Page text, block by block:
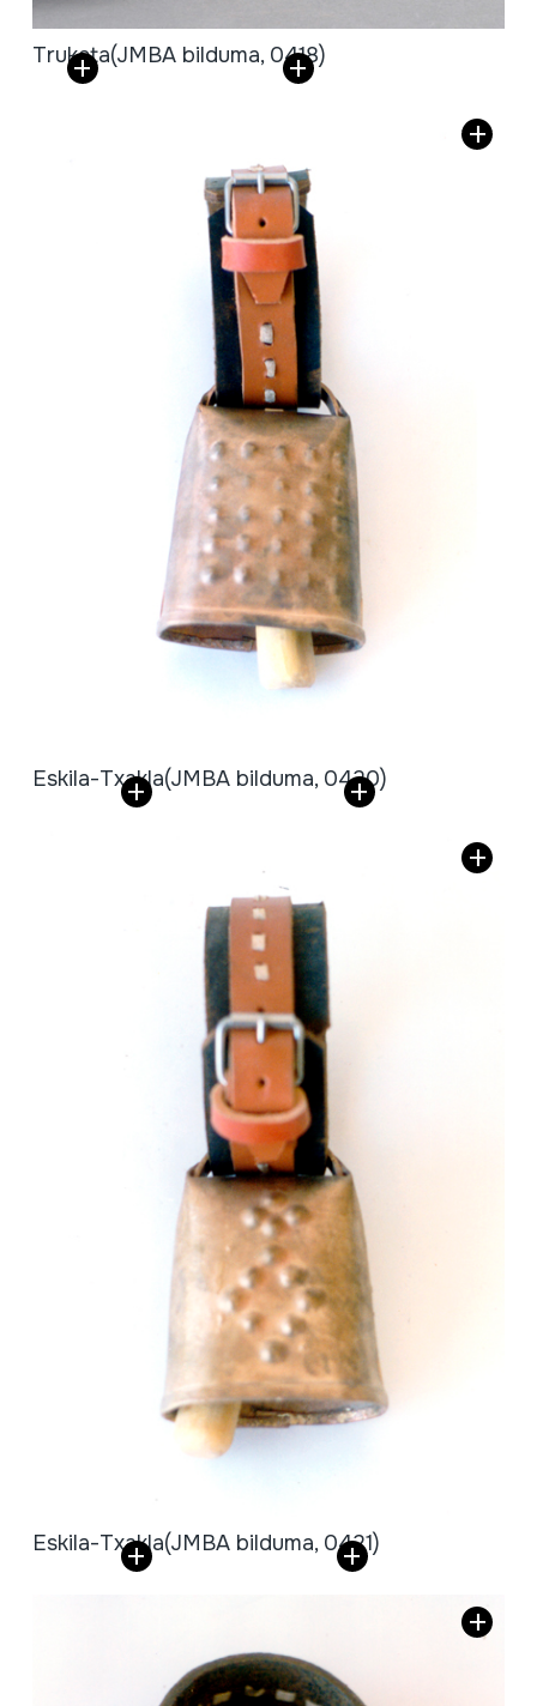
Truketa(JMBA bilduma, 0418)
Eskila-Txakla(JMBA bilduma, 0420)
Eskila-Txakla(JMBA bilduma, 0421)